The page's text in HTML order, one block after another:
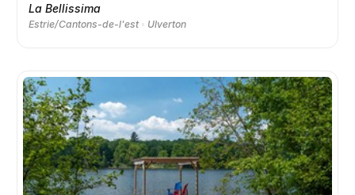
La Bellissima
Estrie/Cantons-de-l'est Ulverton